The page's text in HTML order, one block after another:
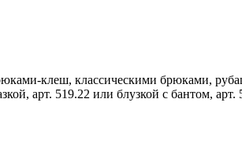
клеш, классическими брюками,
арт. 519.22 или блузкой с бантом, арт.